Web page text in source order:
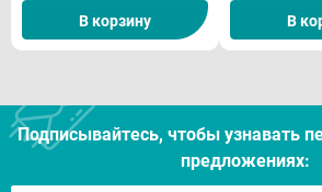
В корзину В
Подписывайтесь, чтобы узнавать
предложениях: